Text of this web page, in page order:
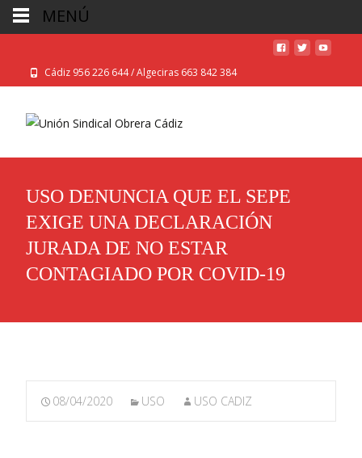
Cádiz 956 226 644 / Algeciras 663 842 384
USO DENUNCIA QUE EL SEPE
EXIGE UNA DECLARACIÓN
JURADA DE NO ESTAR
CONTAGIADO POR COVID-19
08/04/2020 USO USO CADIZ
MENÚ